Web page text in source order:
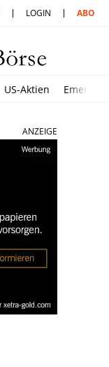
LOGIN ABO
US-Aktien
ANZEIGE